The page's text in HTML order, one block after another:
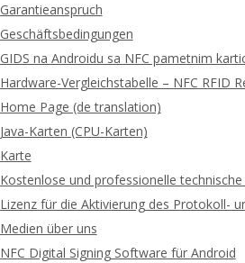
Garantieanspruch
Geschäftsbedingungen
GIDS na Androidu sa NFC pametnim
Hardware-Vergleichstabelle – NFC RFID
Home Page (de translation)
Java-Karten (CPU-Karten)
Karte
Kostenlose und professionelle
Lizenz für die Aktivierung des Protokoll-
Medien über uns
NFC Digital Signing Software für Android